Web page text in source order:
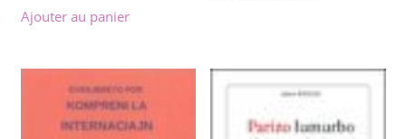
Ajouter au panier